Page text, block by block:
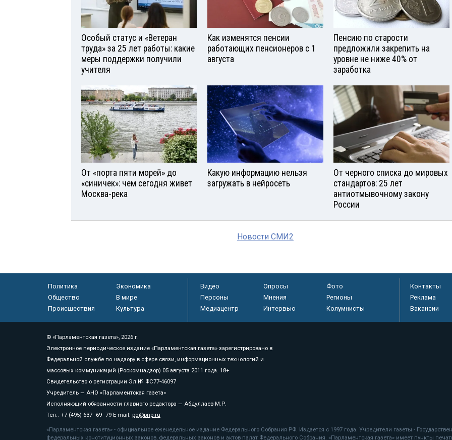
Особый статус и «Ветеран
труда» за 25 лет работы: какие
меры поддержки получили
учителя
Как изменятся пенсии
работающих пенсионеров с 1
августа
Пенсию по старости
предложили закрепить на
уровне не ниже 40% от
заработка
От «порта пяти морей» до
«синичек»: чем сегодня живет
Москва-река
Какую информацию нельзя
загружать в нейросеть
От черного списка до мировых
стандартов: 25 лет
антиотмывочному закону
России
Новости СМИ2
Политика
Экономика
Общество
В мире
Происшествия
Культура
Видео Опросы
Фото
Персоны
Мнения
Регионы
Медиацентр
Интервью Колумнисты
Контакты
Реклама
Вакансии
© «Парламентская газета», 2026 г.
Электронное периодическое издание «Парламентская газета» зарегистрировано в
Федеральной службе по надзору в сфере связи, информационных технологий и
массовых коммуникаций (Роскомнадзор) 05 августа 2011 года. 18+
Свидетельство о регистрации Эл № ФС77-46097
Учредитель — АНО «Парламентская газета»
Исполняющий обязанности главного редактора — Абдуллаев М.Р.
Тел.: +7 (495) 637–69–79 E-mail: pg@pnp.ru
«Парламентская газета» - официальное еженедельное издание Федерального Собрания РФ. Издается с 1997 года. Учредители газеты -
федеральных конституционных законов, федеральных законов и актов палат Федерального Собрания. «Парламентская газета» имеет пункты